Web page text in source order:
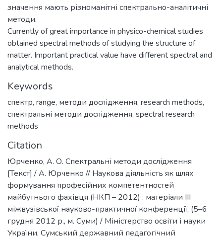
значення мають різноманітні спектрально-аналітичні
методи.
Currently of great importance in physico-chemical studies
obtained spectral methods of studying the structure of
matter. Important practical value have different spectral and
analytical methods.
Keywords
спектр, range, методи дослідження, research methods,
спектральні методи дослідження, spectral research
methods
Citation
Юрченко, А. О. Спектральні методи дослідження
[Текст] / А. Юрченко // Наукова діяльність як шлях
формування професійних компетентностей
майбутнього фахівця (НКП – 2012) : матеріали ІІІ
міжвузівської науково-практичної конференції, (5–6
грудня 2012 р., м. Суми) / Міністерство освіти і науки
України, Сумський державний педагогічний